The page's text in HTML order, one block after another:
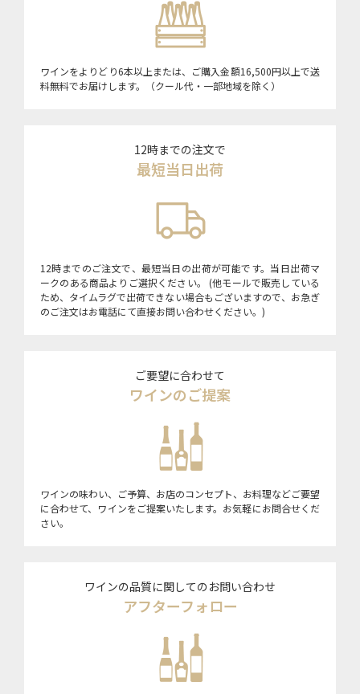
ワインをよりどり6本以上または、ご購入金額16,500円以上で送
料無料でお届けします。（クール代・一部地域を除く）
12時までの注文で
最短当日出荷
12時までのご注文で、最短当日の出荷が可能です。当日出荷マ
ークのある商品よりご選択ください。 (他モールで販売している
ため、タイムラグで出荷できない場合もございますので、お急ぎ
のご注文はお電話にて直接お問い合わせください。)
ご要望に合わせて
ワインのご提案
ワインの味わい、ご予算、お店のコンセプト、お料理などご要望
に合わせて、ワインをご提案いたします。お気軽にお問合せくだ
さい。
ワインの品質に関してのお問い合わせ
アフターフォロー